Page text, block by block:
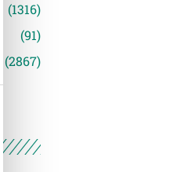
(1316)
(91)
(2867)